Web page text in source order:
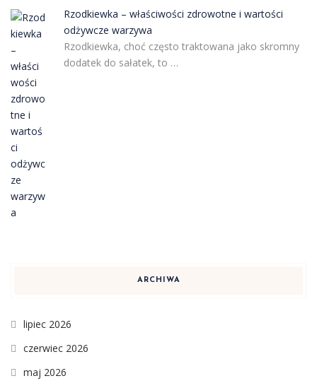
Rzodkiewka – właściwości zdrowotne i wartości
odżywcze warzywa
Rzodkiewka, choć często traktowana jako skromny
dodatek do sałatek, to …
ARCHIWA
lipiec 2026
czerwiec 2026
maj 2026